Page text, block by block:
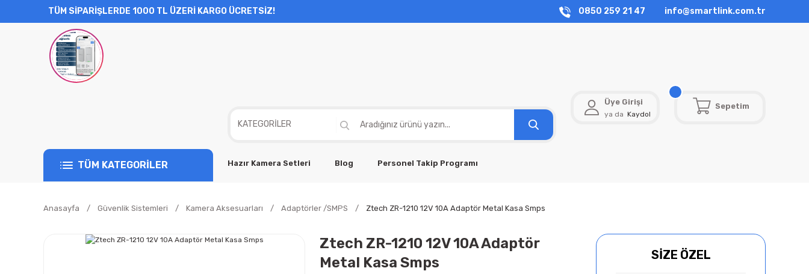
TÜM SİPARİŞLERDE 1000 TL ÜZERİ KARGO ÜCRETSİZ! 0850 259 21 47 info@smartlink.com.tr
TÜM KATEGORİLER Hazır Kamera Setleri Blog Personel Takip Programı
Üye Girişi
ya da Kaydol
Sepetim
Anasayfa Güvenlik Sistemleri Kamera Aksesuarları Adaptörler /SMPS Ztech ZR-1210 12V 10A Adaptör Metal Kasa Smps
Ztech ZR-1210 12V 10A Adaptör
Metal Kasa Smps
SİZE ÖZEL